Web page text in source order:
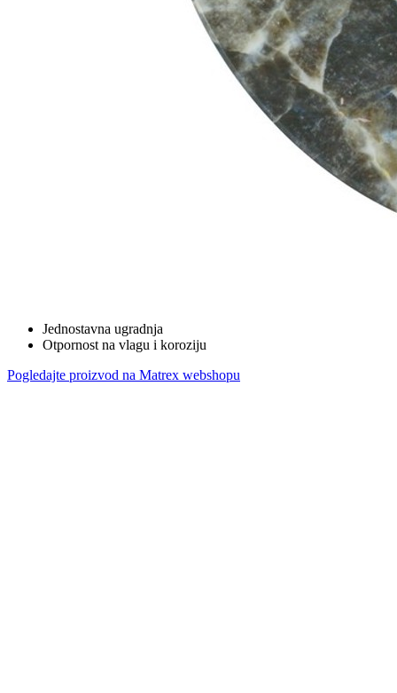
Jednostavna ugradnja
Otpornost na vlagu i koroziju
Pogledajte proizvod na Matrex webshopu